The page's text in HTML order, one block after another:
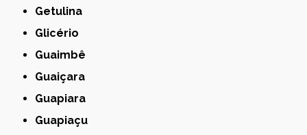
Getulina
Glicério
Guaimbê
Guaiçara
Guapiara
Guapiaçu